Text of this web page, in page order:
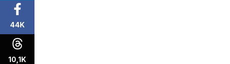
44K
10,1K